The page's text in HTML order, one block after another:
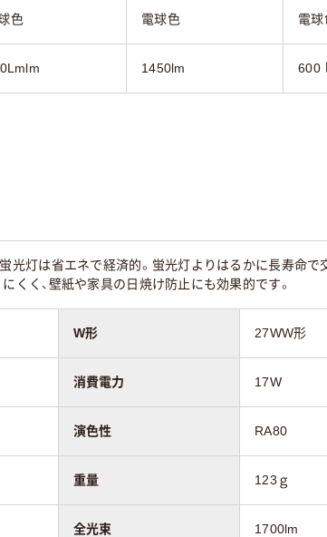
色 電球色 電球
1450lm 600
光灯は省エネで経済的。蛍光灯よりはるかに長寿命で
くく、壁紙や家具の日焼け防止にも効果的です。
W形 27WW形
消費電力 17W
演色性 RA80
重量 123ｇ
全光束 1700lm